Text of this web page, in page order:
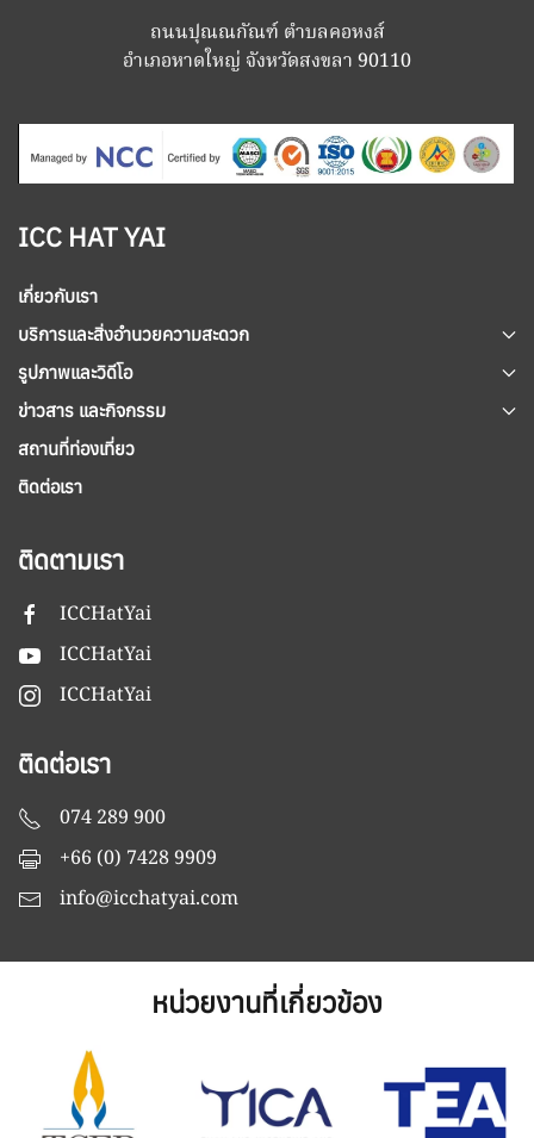
ถนนปุณณกัณฑ์ ตำบลคอหงส์
อำเภอหาดใหญ่ จังหวัดสงขลา 90110
ICC HAT YAI
เกี่ยวกับเรา
บริการและสิ่งอำนวยความสะดวก
รูปภาพและวิดีโอ
ข่าวสาร และกิจกรรม
สถานที่ท่องเที่ยว
ติดต่อเรา
ติดตามเรา
ICCHatYai
ICCHatYai
ICCHatYai
ติดต่อเรา
074 289 900
+66 (0) 7428 9909
info@icchatyai.com
หน่วยงานที่เกี่ยวข้อง